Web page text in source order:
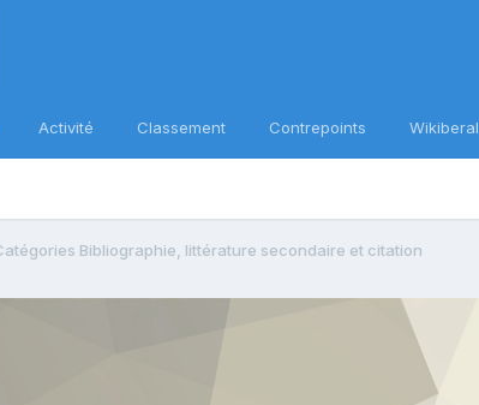
Activité Classement Contrepoints Wikiberal
Bibliographie, littérature secondaire et citation